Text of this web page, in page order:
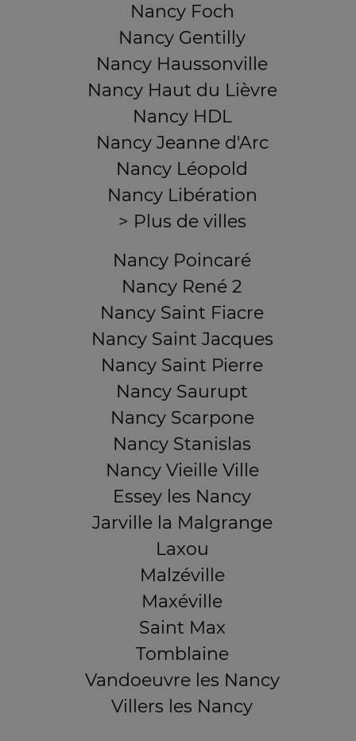
Nancy Foch
Nancy Gentilly
Nancy Haussonville
Nancy Haut du Lièvre
Nancy HDL
Nancy Jeanne d'Arc
Nancy Léopold
Nancy Libération
> Plus de villes
Nancy Poincaré
Nancy René 2
Nancy Saint Fiacre
Nancy Saint Jacques
Nancy Saint Pierre
Nancy Saurupt
Nancy Scarpone
Nancy Stanislas
Nancy Vieille Ville
Essey les Nancy
Jarville la Malgrange
Laxou
Malzéville
Maxéville
Saint Max
Tomblaine
Vandoeuvre les Nancy
Villers les Nancy